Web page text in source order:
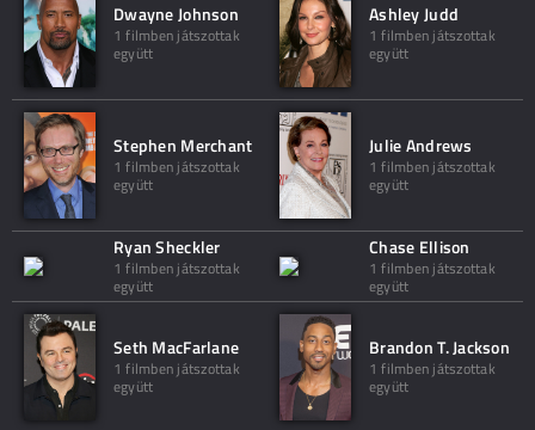
Dwayne Johnson
1 filmben játszottak
együtt
Ashley Judd
1 filmben játszottak
együtt
Stephen Merchant
1 filmben játszottak
együtt
Julie Andrews
1 filmben játszottak
együtt
Ryan Sheckler
1 filmben játszottak
együtt
Chase Ellison
1 filmben játszottak
együtt
Seth MacFarlane
1 filmben játszottak
együtt
Brandon T. Jackson
1 filmben játszottak
együtt